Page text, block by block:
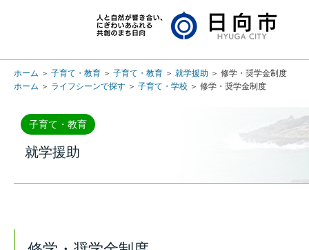
ホーム ＞ 子育て・教育 ＞ 子育て・教育 ＞ 就学援助 ＞ 修学・奨学金制度
ホーム ＞ ライフシーンで探す ＞ 子育て・学校 ＞ 修学・奨学金制度
子育て・教育
就学援助